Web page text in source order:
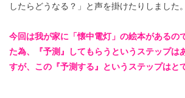
したらどうなる？」と声を掛けたりしました。
今回は我が家に「懐中電灯」の絵本があるの
た為、『予測』してもらうというステップは
すが、この『予測する』というステップはと